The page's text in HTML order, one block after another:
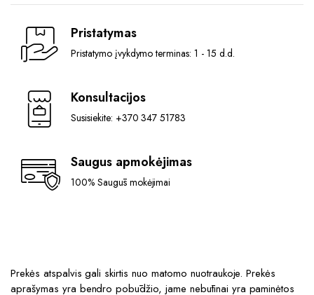
Pristatymas
Pristatymo įvykdymo terminas: 1 - 15 d.d.
Konsultacijos
Susisiekite: +370 347 51783
Saugus apmokėjimas
100% Saugūs mokėjimai
Prekės atspalvis gali skirtis nuo matomo nuotraukoje. Prekės
aprašymas yra bendro pobūdžio, jame nebūtinai yra paminėtos